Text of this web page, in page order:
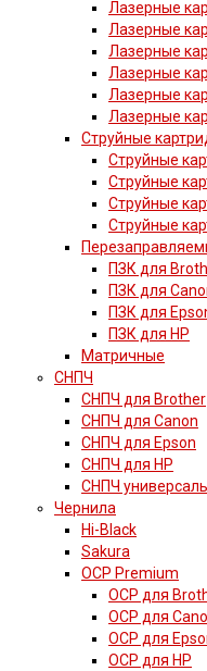
Лазерные
Лазерные
Лазерные
Лазерные
Лазерные
Лазерные
Струйные
Струйные
Струйные
Струйные
Струйные
ПЗК для
ПЗК для
ПЗК для
ПЗК для HP
Матричные
СНПЧ
СНПЧ для Brother
СНПЧ для Canon
СНПЧ для Epson
СНПЧ для HP
СНПЧ
Чернила
Hi-Black
Sakura
OCP Premium
OCP для
OCP для
OCP для
OCP для HP